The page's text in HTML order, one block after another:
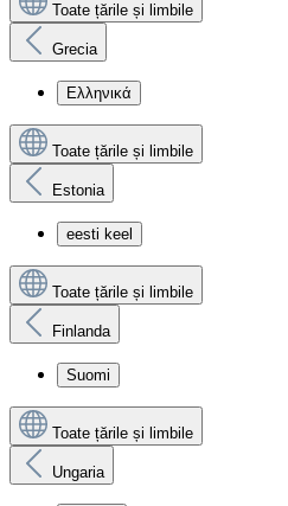
Toate țările și limbile
Grecia
Ελληνικά
Toate țările și limbile
Estonia
eesti keel
Toate țările și limbile
Finlanda
Suomi
Toate țările și limbile
Ungaria